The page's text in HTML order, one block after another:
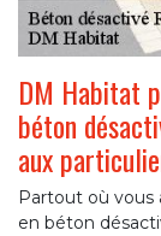
DM Habitat
béton
aux
Partout où vous
en béton